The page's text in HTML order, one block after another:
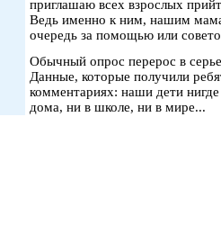
приглашаю всех взрослых
Ведь именно к ним, нашим
очередь за помощью или
Обычный опрос перерос в
Данные, которые получили
комментариях: наши дети
дома, ни в школе, ни в мире...